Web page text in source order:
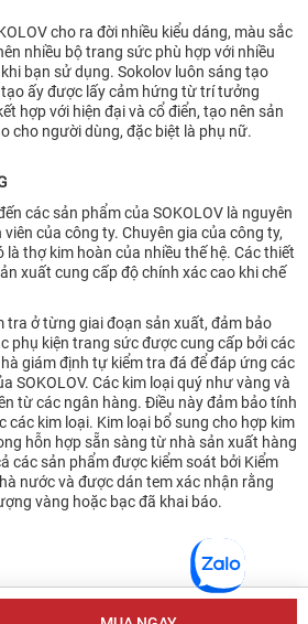
cho ra đời nhiều kiểu dáng, màu sắc
nhiều bộ trang sức phù hợp với nhiều
bạn sử dụng. Sokolov luôn sáng tạo
ấy được lấy cảm hứng từ trí tưởng
hợp với hiện đại và cổ điển, tạo nên sản
cho người dùng, đặc biệt là phụ nữ.
các sản phẩm của SOKOLOV là nguyên
của công ty. Chuyên gia của công ty,
thợ kim hoàn của nhiều thế hệ. Các thiết
xuất cung cấp độ chính xác cao khi chế
tra ở từng giai đoạn sản xuất, đảm bảo
phụ kiện trang sức được cung cấp bởi các
giám định tự kiểm tra đá để đáp ứng các
SOKOLOV. Các kim loại quý như vàng và
từ các ngân hàng. Điều này đảm bảo tính
các kim loại. Kim loại bổ sung cho hợp kim
hỗn hợp sẵn sàng từ nhà sản xuất hàng
các sản phẩm được kiểm soát bởi Kiểm
nước và được dán tem xác nhận rằng
vàng hoặc bạc đã khai báo.